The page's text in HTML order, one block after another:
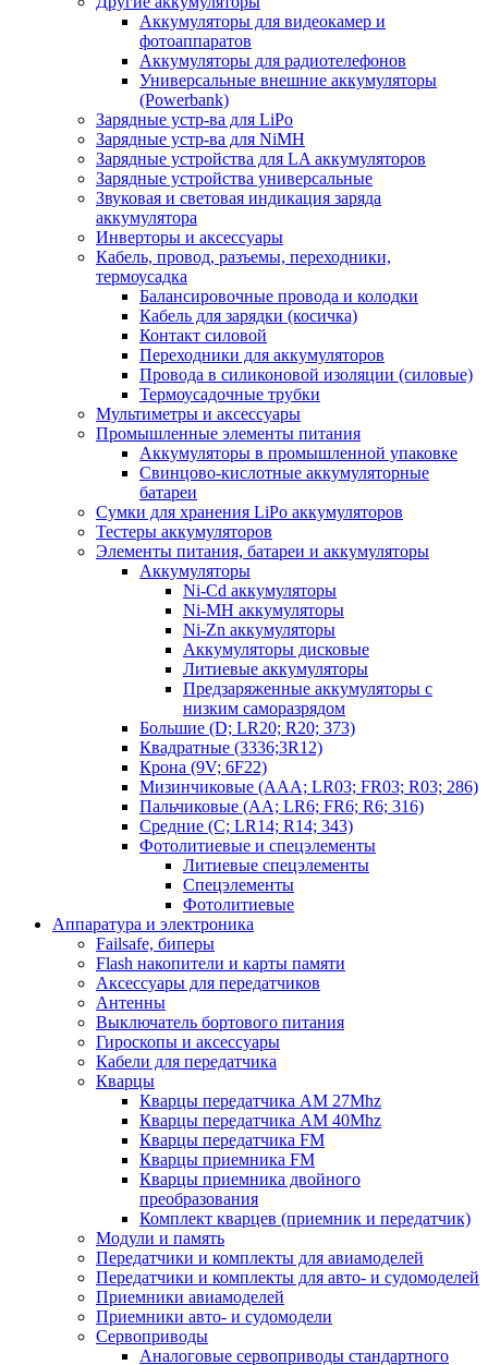
Аккумуляторы для видеокамер и
фотоаппаратов
Аккумуляторы для радиотелефонов
Универсальные внешние аккумуляторы
(Powerbank)
Зарядные устр-ва для LiPo
Зарядные устр-ва для NiMH
Зарядные устройства для LA аккумуляторов
Зарядные устройства универсальные
Звуковая и световая индикация заряда
аккумулятора
Инверторы и аксессуары
Кабель, провод, разъемы, переходники,
термоусадка
Балансировочные провода и колодки
Кабель для зарядки (косичка)
Контакт силовой
Переходники для аккумуляторов
Провода в силиконовой изоляции (силовые)
Термоусадочные трубки
Мультиметры и аксессуары
Промышленные элементы питания
Аккумуляторы в промышленной упаковке
Свинцово-кислотные аккумуляторные
батареи
Сумки для хранения LiPo аккумуляторов
Тестеры аккумуляторов
Элементы питания, батареи и аккумуляторы
Аккумуляторы
Ni-Cd аккумуляторы
Ni-MH аккумуляторы
Ni-Zn аккумуляторы
Аккумуляторы дисковые
Литиевые аккумуляторы
Предзаряженные аккумуляторы с
низким саморазрядом
Большие (D; LR20; R20; 373)
Квадратные (3336;3R12)
Крона (9V; 6F22)
Мизинчиковые (AAA; LR03; FR03; R03; 286)
Пальчиковые (AA; LR6; FR6; R6; 316)
Средние (C; LR14; R14; 343)
Фотолитиевые и спецэлементы
Литиевые спецэлементы
Спецэлементы
Фотолитиевые
Аппаратура и электроника
Failsafe, биперы
Flash накопители и карты памяти
Аксессуары для передатчиков
Антенны
Выключатель бортового питания
Гироскопы и аксессуары
Кабели для передатчика
Кварцы
Кварцы передатчика AM 27Mhz
Кварцы передатчика AM 40Mhz
Кварцы передатчика FM
Кварцы приемника FM
Кварцы приемника двойного
преобразования
Комплект кварцев (приемник и передатчик)
Модули и память
Передатчики и комплекты для авиамоделей
Передатчики и комплекты для авто- и судомоделей
Приемники авиамоделей
Приемники авто- и судомодели
Сервоприводы
Аналоговые сервоприводы стандартного